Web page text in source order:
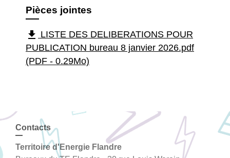
Pièces jointes
file_download LISTE DES DELIBERATIONS POUR
PUBLICATION bureau 8 janvier 2026.pdf
(PDF - 0.29Mo)
Contacts
Territoire d'Energie Flandre